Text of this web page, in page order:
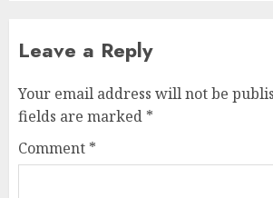
Leave a Reply
Your email address will not be
fields are marked *
Comment *